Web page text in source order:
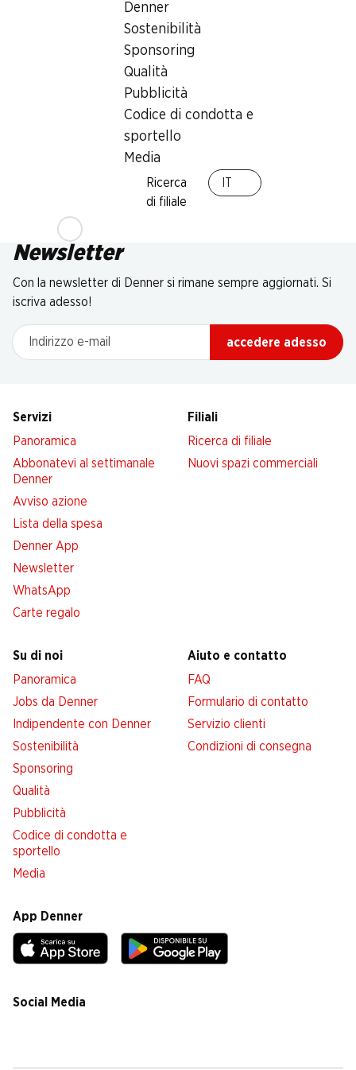
Denner
Sostenibilità
Sponsoring
Qualità
Pubblicità
Codice di condotta e
sportello
Media
Ricerca
di filiale
Newsletter
Con la newsletter di Denner si rimane sempre aggiornati. Si
iscriva adesso!
Indirizzo e-mail
accedere adesso
Servizi
Panoramica
Abbonatevi al settimanale
Denner
Avviso azione
Lista della spesa
Denner App
Newsletter
WhatsApp
Carte regalo
Filiali
Ricerca di filiale
Nuovi spazi commerciali
Su di noi
Panoramica
Jobs da Denner
Indipendente con Denner
Sostenibilità
Sponsoring
Qualità
Pubblicità
Codice di condotta e
sportello
Media
Aiuto e contatto
FAQ
Formulario di contatto
Servizio clienti
Condizioni di consegna
App Denner
Social Media